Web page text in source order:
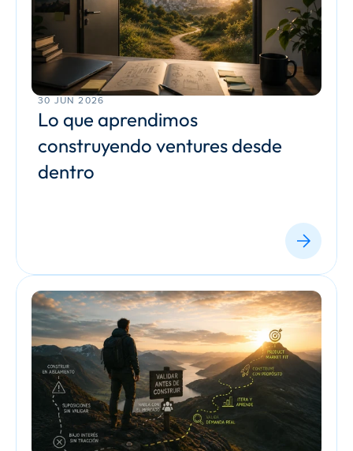
30 JUN 2026
Lo que aprendimos
construyendo ventures desde
dentro